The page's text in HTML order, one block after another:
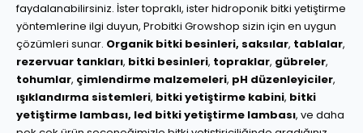
faydalanabilirsiniz. İster topraklı, ister hidroponik bitki yetiştirme
yöntemlerine ilgi duyun, Probitki Growshop sizin için en uygun
çözümleri sunar. Organik bitki besinleri, saksılar, tablalar,
rezervuar tankları, bitki besinleri, topraklar, gübreler,
tohumlar, çimlendirme malzemeleri, pH düzenleyiciler,
ışıklandırma sistemleri, bitki yetiştirme kabini, bitki
yetiştirme lambası, led bitki yetiştirme lambası, ve daha